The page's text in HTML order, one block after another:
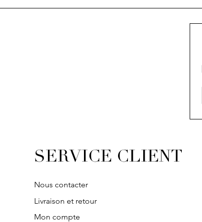
SERVICE CLIENT
Nous contacter
Livraison et retour
Mon compte